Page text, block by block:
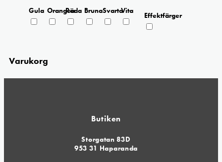
Gula Orangea
Röda BrunaSvartaVita
Effektfärger
Varukorg
Butiken
Storgatan 83D
953 31 Haparanda